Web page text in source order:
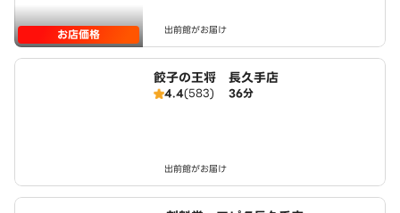
お店価格 出前館がお届け
餃子の王将 長久手店
4.4(583) 36分
出前館がお届け